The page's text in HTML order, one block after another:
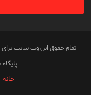
وارد
تمام حقوق این وب سایت
خانه